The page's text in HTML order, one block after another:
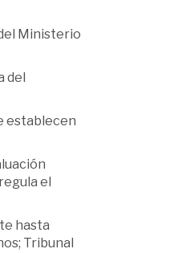
Ministerio
del
establecen
el
hasta
Tribunal